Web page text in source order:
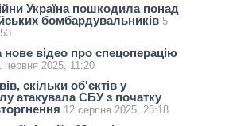
Україна пошкодила понад
бомбардувальників 5
відео про спецоперацію
червня 2025, 11:20
скільки об'єктів у
атакувала СБУ з початку
12 серпня 2025, 23:18